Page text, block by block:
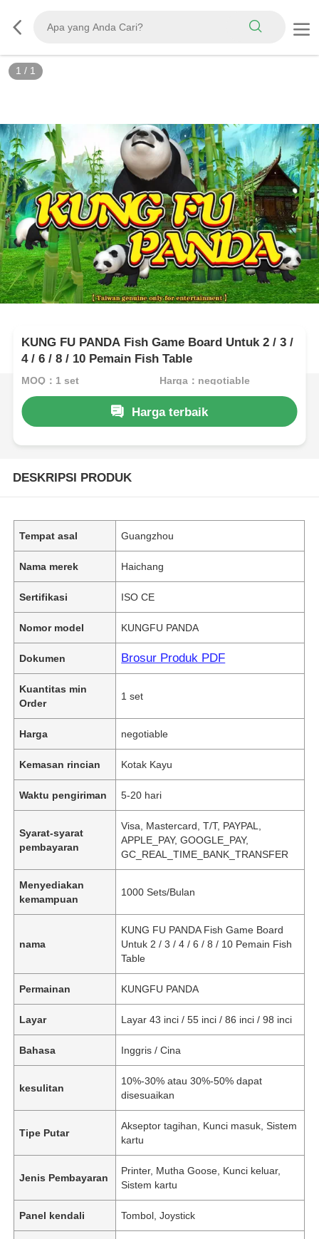
1 / 1
KUNG FU PANDA Fish Game Board Untuk 2 / 3 /
4 / 6 / 8 / 10 Pemain Fish Table
MOQ：1 set Harga：negotiable
Harga terbaik
DESKRIPSI PRODUK
Tempat asal Guangzhou
Nama merek Haichang
Sertifikasi ISO CE
Nomor model KUNGFU PANDA
Dokumen Brosur Produk PDF
Kuantitas min
Order
1 set
Harga negotiable
Kemasan rincian Kotak Kayu
Waktu pengiriman 5-20 hari
Syarat-syarat
pembayaran
Visa, Mastercard, T/T, PAYPAL,
APPLE_PAY, GOOGLE_PAY,
GC_REAL_TIME_BANK_TRANSFER
Menyediakan
kemampuan
1000 Sets/Bulan
nama
KUNG FU PANDA Fish Game Board
Untuk 2 / 3 / 4 / 6 / 8 / 10 Pemain Fish
Table
Permainan KUNGFU PANDA
Layar Layar 43 inci / 55 inci / 86 inci / 98 inci
Bahasa Inggris / Cina
kesulitan
10%-30% atau 30%-50% dapat
disesuaikan
Tipe Putar
Akseptor tagihan, Kunci masuk, Sistem
kartu
Jenis Pembayaran
Printer, Mutha Goose, Kunci keluar,
Sistem kartu
Panel kendali Tombol, Joystick